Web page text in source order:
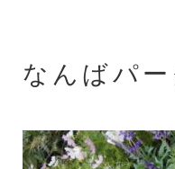
なんばパー